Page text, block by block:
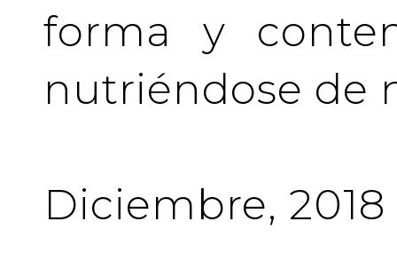
forma y
nutriéndose de
Diciembre, 2018